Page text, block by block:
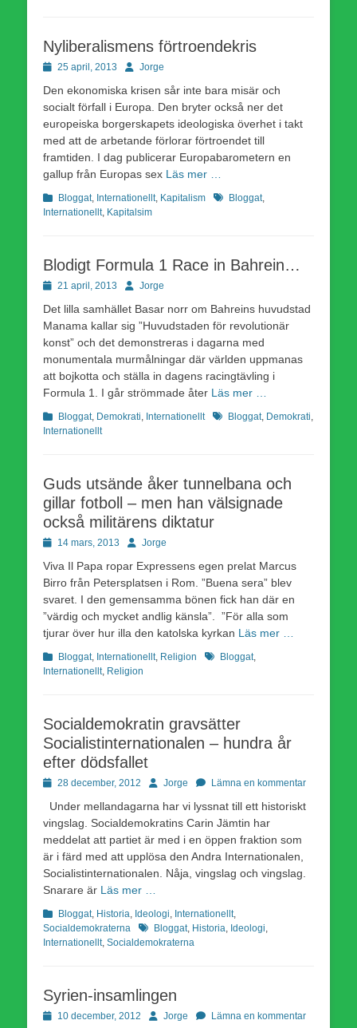
Nyliberalismens förtroendekris
Publicerad
25 april, 2013 Författare
Jorge
Den ekonomiska krisen sår inte bara misär och
socialt förfall i Europa. Den bryter också ner det
europeiska borgerskapets ideologiska överhet i takt
med att de arbetande förlorar förtroendet till
framtiden. I dag publicerar Europabarometern en
gallup från Europas sex Läs mer …
Kategorier
Bloggat, Internationellt, Kapitalism Etiketter
Bloggat,
Internationellt, Kapitalsim
Blodigt Formula 1 Race in Bahrein…
Publicerad
21 april, 2013 Författare
Jorge
Det lilla samhället Basar norr om Bahreins huvudstad
Manama kallar sig ”Huvudstaden för revolutionär
konst” och det demonstreras i dagarna med
monumentala murmålningar där världen uppmanas
att bojkotta och ställa in dagens racingtävling i
Formula 1. I går strömmade åter Läs mer …
Kategorier
Bloggat, Demokrati, Internationellt Etiketter
Bloggat, Demokrati,
Internationellt
Guds utsände åker tunnelbana och
gillar fotboll – men han välsignade
också militärens diktatur
Publicerad
14 mars, 2013 Författare
Jorge
Viva Il Papa ropar Expressens egen prelat Marcus
Birro från Petersplatsen i Rom. ”Buena sera” blev
svaret. I den gemensamma bönen fick han där en
”värdig och mycket andlig känsla”. ”För alla som
tjurar över hur illa den katolska kyrkan Läs mer …
Kategorier
Bloggat, Internationellt, Religion Etiketter
Bloggat,
Internationellt, Religion
Socialdemokratin gravsätter
Socialistinternationalen – hundra år
efter dödsfallet
Publicerad
28 december, 2012 Författare
Jorge Lämna en kommentar
Under mellandagarna har vi lyssnat till ett historiskt
vingslag. Socialdemokratins Carin Jämtin har
meddelat att partiet är med i en öppen fraktion som
är i färd med att upplösa den Andra Internationalen,
Socialistinternationalen. Nåja, vingslag och vingslag.
Snarare är Läs mer …
Kategorier
Bloggat, Historia, Ideologi, Internationellt,
Socialdemokraterna
Etiketter
Bloggat, Historia, Ideologi,
Internationellt, Socialdemokraterna
Syrien-insamlingen
Publicerad
10 december, 2012 Författare
Jorge Lämna en kommentar